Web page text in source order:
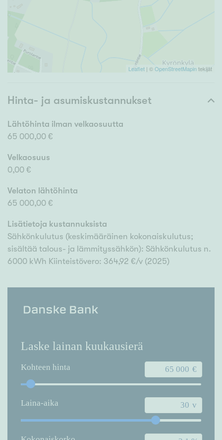
Leaflet | ©OpenStreetMapintekijät
Hinta- ja asumiskustannukset
Lähtöhinta ilman velkaosuutta
65 000,00 €
Velkaosuus
0,00 €
Velaton lähtöhinta
65 000,00 €
Lisätietoja kustannuksista
Sähkönkulutus (keskimääräinen kokonaiskulutus;
sisältää talous- ja lämmityssähkön): Sähkönkulutus n.
6000 kWh Kiinteistövero: 364,92 €/v (2025)